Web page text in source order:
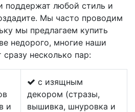
поддержат любой стиль и
Мы часто проводим
мы предлагаем купить
недорого, многие наши
сразу несколько пар:
и
с изящным
декором (стразы,
вышивка, шнуровка и